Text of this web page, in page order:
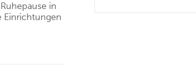
in
Einrichtungen